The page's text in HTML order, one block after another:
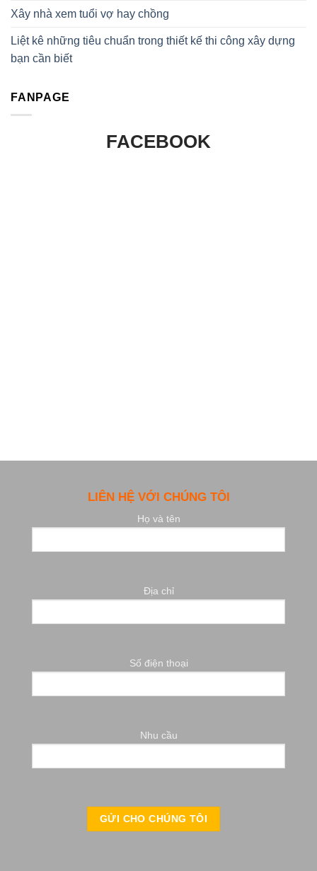
Xây nhà xem tuổi vợ hay chồng
Liệt kê những tiêu chuẩn trong thiết kế thi công xây dựng
bạn cần biết
FANPAGE
FACEBOOK
LIÊN HỆ VỚI CHÚNG TÔI
Họ và tên
Địa chỉ
Số điện thoại
Nhu cầu